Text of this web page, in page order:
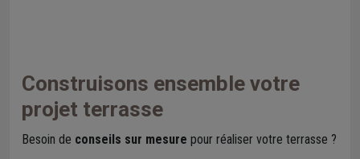
Construisons ensemble votre
projet terrasse
Besoin de conseils sur mesure pour réaliser votre terrasse ?